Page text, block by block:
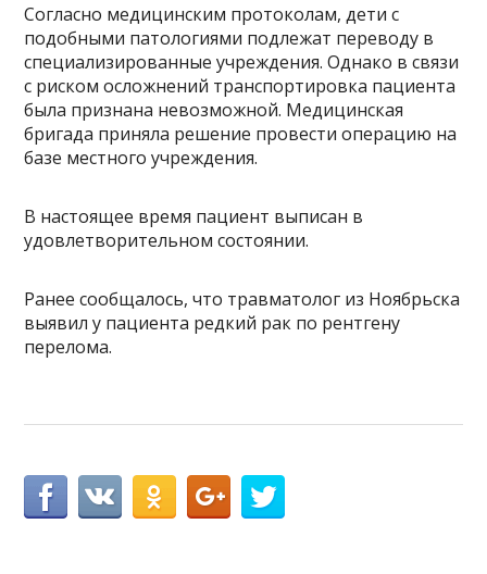
Согласно медицинским протоколам, дети с
подобными патологиями подлежат переводу в
специализированные учреждения. Однако в связи
с риском осложнений транспортировка пациента
была признана невозможной. Медицинская
бригада приняла решение провести операцию на
базе местного учреждения.
В настоящее время пациент выписан в
удовлетворительном состоянии.
Ранее сообщалось, что травматолог из Ноябрьска
выявил у пациента редкий рак по рентгену
перелома.